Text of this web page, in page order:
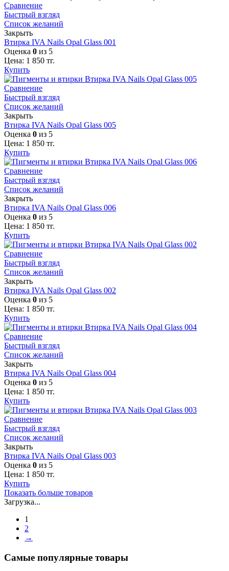
Сравнение
Быстрый взгляд
Список желаний
Закрыть
Втирка IVA Nails Opal Glass 001
Оценка 0 из 5
Цена: 1 850 тг.
Купить
Сравнение
Быстрый взгляд
Список желаний
Закрыть
Втирка IVA Nails Opal Glass 005
Оценка 0 из 5
Цена: 1 850 тг.
Купить
Сравнение
Быстрый взгляд
Список желаний
Закрыть
Втирка IVA Nails Opal Glass 006
Оценка 0 из 5
Цена: 1 850 тг.
Купить
Сравнение
Быстрый взгляд
Список желаний
Закрыть
Втирка IVA Nails Opal Glass 002
Оценка 0 из 5
Цена: 1 850 тг.
Купить
Сравнение
Быстрый взгляд
Список желаний
Закрыть
Втирка IVA Nails Opal Glass 004
Оценка 0 из 5
Цена: 1 850 тг.
Купить
Сравнение
Быстрый взгляд
Список желаний
Закрыть
Втирка IVA Nails Opal Glass 003
Оценка 0 из 5
Цена: 1 850 тг.
Купить
Показать больше товаров
Загрузка...
1
2
→
Самые популярные товары